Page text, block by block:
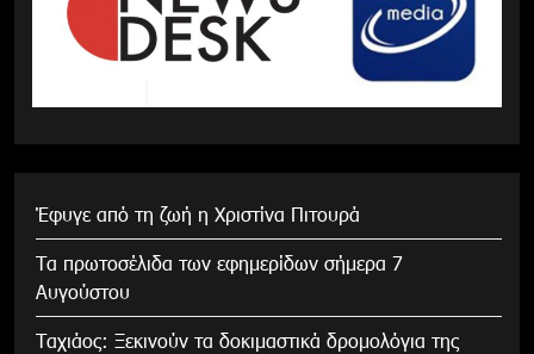
Έφυγε από τη ζωή η Χριστίνα Πιτουρά
Τα πρωτοσέλιδα των εφημερίδων σήμερα 7
Αυγούστου
Tαχιάος: Ξεκινούν τα δοκιμαστικά δρομολόγια της